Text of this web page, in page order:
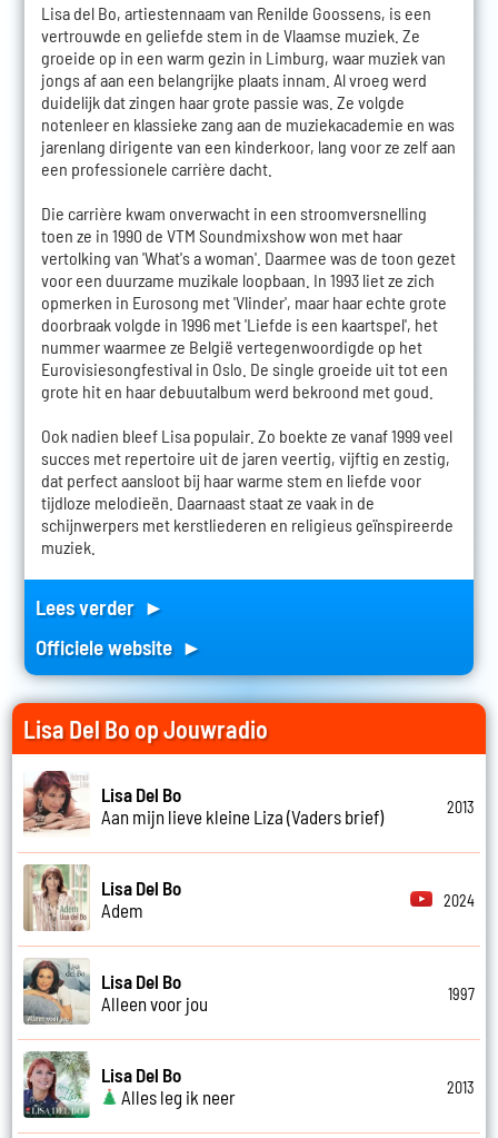
Lisa del Bo, artiestennaam van Renilde Goossens, is een
vertrouwde en geliefde stem in de Vlaamse muziek. Ze
groeide op in een warm gezin in Limburg, waar muziek van
jongs af aan een belangrijke plaats innam. Al vroeg werd
duidelijk dat zingen haar grote passie was. Ze volgde
notenleer en klassieke zang aan de muziekacademie en was
jarenlang dirigente van een kinderkoor, lang voor ze zelf aan
een professionele carrière dacht.
Die carrière kwam onverwacht in een stroomversnelling
toen ze in 1990 de VTM Soundmixshow won met haar
vertolking van 'What's a woman'. Daarmee was de toon gezet
voor een duurzame muzikale loopbaan. In 1993 liet ze zich
opmerken in Eurosong met 'Vlinder', maar haar echte grote
doorbraak volgde in 1996 met 'Liefde is een kaartspel', het
nummer waarmee ze België vertegenwoordigde op het
Eurovisiesongfestival in Oslo. De single groeide uit tot een
grote hit en haar debuutalbum werd bekroond met goud.
Ook nadien bleef Lisa populair. Zo boekte ze vanaf 1999 veel
succes met repertoire uit de jaren veertig, vijftig en zestig,
dat perfect aansloot bij haar warme stem en liefde voor
tijdloze melodieën. Daarnaast staat ze vaak in de
schijnwerpers met kerstliederen en religieus geïnspireerde
muziek.
Lees verder ►
Officiele website ►
Lisa Del Bo op Jouwradio
Lisa Del Bo
Aan mijn lieve kleine Liza (Vaders brief)
2013
Lisa Del Bo
Adem
2024
Lisa Del Bo
Alleen voor jou
1997
Lisa Del Bo
Alles leg ik neer
2013